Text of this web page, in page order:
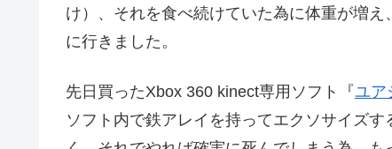
け）、それを食べ続けていた為に体重が増
に行きました。
先日買ったXbox 360 kinect専用ソフト『ユア
ソフト内で鉄アレイを持ってエクソサイズ